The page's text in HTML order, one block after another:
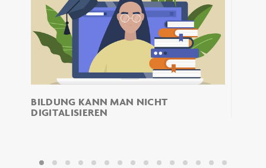
BILDUNG KANN MAN NICHT
DIGITALISIEREN